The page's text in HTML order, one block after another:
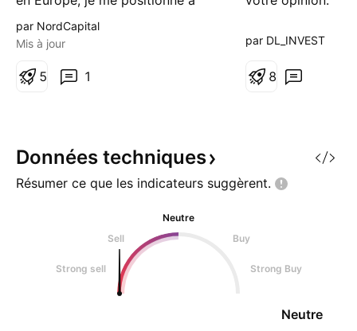
l'achat long terme sur l'action
Euronext pour profiter du
notamment l'acquisition
par NordCapital
Mis à jour
1
5
par DL_INVEST
8
Données techniques
Résumer ce que les indicateurs suggèrent.
Neutre
Sell
Buy
Strong sell Strong Buy
Neutre